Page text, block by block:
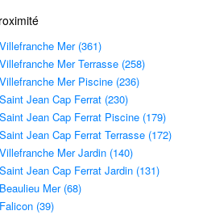
Mer (361)
Mer Terrasse (258)
Mer Piscine (236)
Jean Cap Ferrat (230)
Jean Cap Ferrat Piscine (179)
Jean Cap Ferrat Terrasse (172)
Mer Jardin (140)
Jean Cap Ferrat Jardin (131)
Mer (68)
(39)